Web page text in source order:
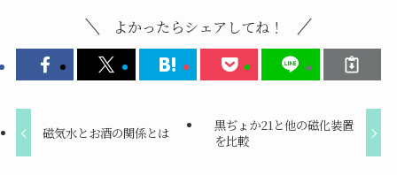
よかったらシェアしてね！
磁気水とお酒の関係とは
黒ぢょか21と他の磁化装置
を比較